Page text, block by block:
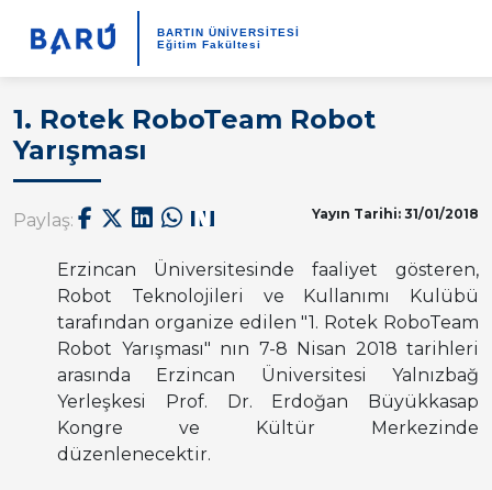
BARTIN ÜNİVERSİTESİ
Eğitim Fakültesi
1. Rotek RoboTeam Robot
Yarışması
Paylaş: Yayın Tarihi: 31/01/2018
Erzincan Üniversitesinde faaliyet gösteren,
Robot Teknolojileri ve Kullanımı Kulübü
tarafından organize edilen "1. Rotek RoboTeam
Robot Yarışması" nın 7-8 Nisan 2018 tarihleri
arasında Erzincan Üniversitesi Yalnızbağ
Yerleşkesi Prof. Dr. Erdoğan Büyükkasap
Kongre ve Kültür Merkezinde
düzenlenecektir.